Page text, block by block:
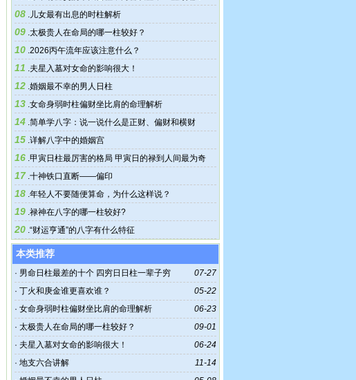
08 .儿女最有出息的时柱解析
09 .太极贵人在命局的哪一柱较好？
10 .2026丙午流年应该注意什么？
11 .夫星入墓对女命的影响很大！
12 .婚姻最不幸的男人日柱
13 .女命身弱时柱偏财坐比肩的命理解析
14 .简单学八字：说一说什么是正财、偏财和横财
15 .详解八字中的婚姻宫
16 .甲寅日柱最厉害的格局 甲寅日的禄到人间最为奇
17 .十神铁口直断——偏印
18 .年轻人不要随便算命，为什么这样说？
19 .禄神在八字的哪一柱较好?
20 .“财运亨通”的八字有什么特征
本类推荐
07-27
· 男命日柱最差的十个 四穷日日柱一辈子穷
05-22
· 丁火和庚金谁更喜欢谁？
06-23
· 女命身弱时柱偏财坐比肩的命理解析
09-01
· 太极贵人在命局的哪一柱较好？
06-24
· 夫星入墓对女命的影响很大！
11-14
· 地支六合讲解